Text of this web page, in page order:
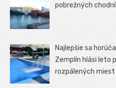
pobrežných
Najlepšie sa
Zemplín hlási leto
rozpálených miest